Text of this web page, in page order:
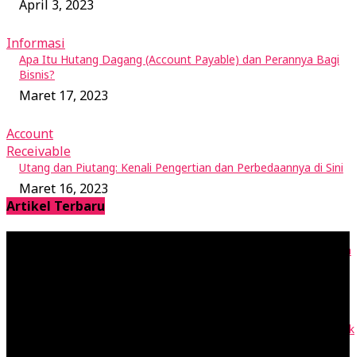
April 3, 2023
Informasi
Apa Itu Hutang Dagang (Account Payable) dan Perannya Bagi
Bisnis?
Maret 17, 2023
Account
Receivable
Utang dan Piutang: Kenali Pengertian dan Perbedaannya di Sini
Maret 16, 2023
Artikel Terbaru
RAB adalah Rencana Anggaran Biaya: Cara Buat dan Contohnya
Vendor adalah Penyedia Barang Jasa: Contohnya di Rantai Pasok